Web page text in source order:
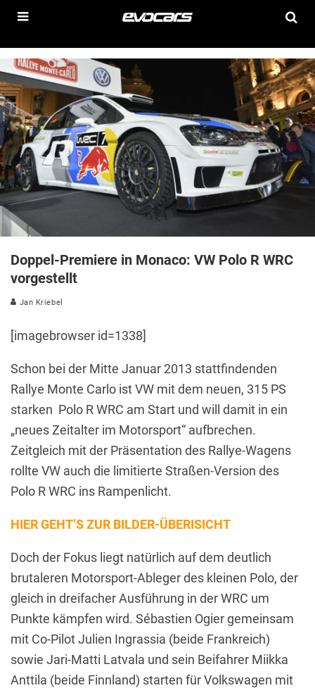
Doppel-Premiere in Monaco: VW Polo R WRC
vorgestellt
Jan Kriebel
[imagebrowser id=1338]
Schon bei der Mitte Januar 2013 stattfindenden
Rallye Monte Carlo ist VW mit dem neuen, 315 PS
starken Polo R WRC am Start und will damit in ein
„neues Zeitalter im Motorsport“ aufbrechen.
Zeitgleich mit der Präsentation des Rallye-Wagens
rollte VW auch die limitierte Straßen-Version des
Polo R WRC ins Rampenlicht.
HIER GEHT’S ZUR BILDER-ÜBERISICHT
Doch der Fokus liegt natürlich auf dem deutlich
brutaleren Motorsport-Ableger des kleinen Polo, der
gleich in dreifacher Ausführung in der WRC um
Punkte kämpfen wird. Sébastien Ogier gemeinsam
mit Co-Pilot Julien Ingrassia (beide Frankreich)
sowie Jari-Matti Latvala und sein Beifahrer Miikka
Anttila (beide Finnland) starten für Volkswagen mit